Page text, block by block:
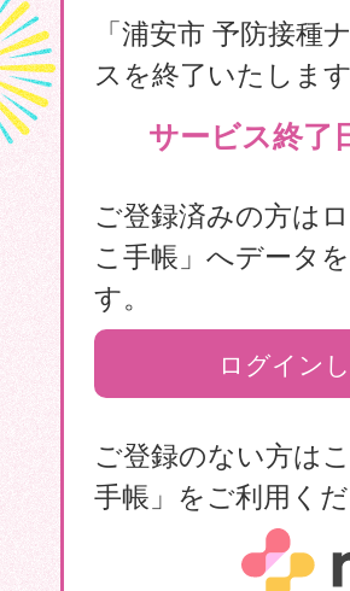
「浦安市 予防接種
スを終了いたします
サービス終了
ご登録済みの方は
こ手帳」へデータ
す。
ログイン
ご登録のない方は
手帳」をご利用くだ